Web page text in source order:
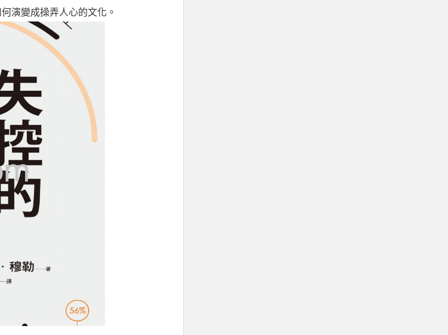
演變成操弄人心的文化。